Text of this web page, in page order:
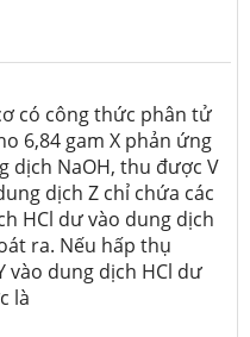
có công thức phân tử
6,84 gam X phản ứng
dịch NaOH, thu được V
dịch Z chỉ chứa các
HCl dư vào dung dịch
ra. Nếu hấp thụ
vào dung dịch HCl dư
là